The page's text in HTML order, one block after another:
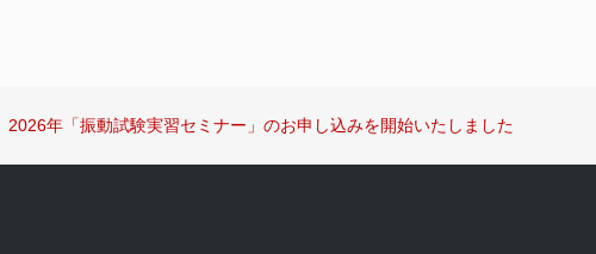
2026年「振動試験実習セミナー」のお申し込みを開始いたしました